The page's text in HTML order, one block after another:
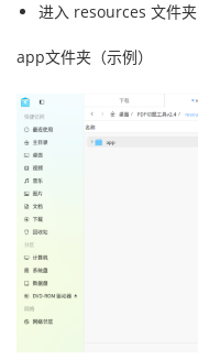
进入 resources 文件
app文件夹（示例）